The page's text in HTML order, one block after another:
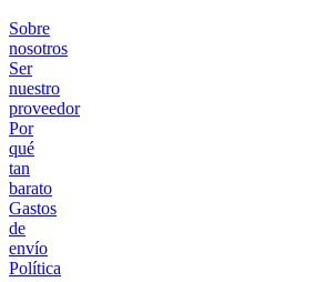
Sobre
nosotros
Ser
nuestro
proveedor
Por
qué
tan
barato
Gastos
de
envío
Política